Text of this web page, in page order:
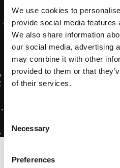
We use cookies to
provide social media features
We also share information
our social media, advertising
may combine it with other
provided to them or that
of their services.
Selection
Necessary
Preferences
Home